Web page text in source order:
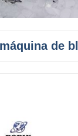
máquina de